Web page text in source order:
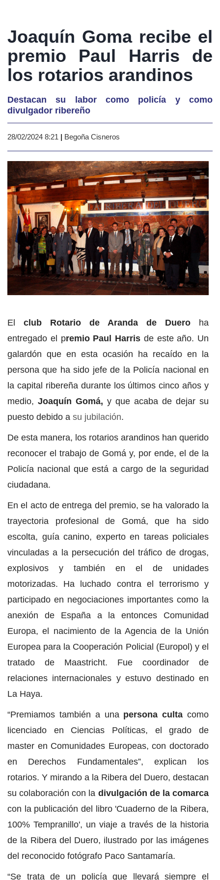
Joaquín Goma recibe el
premio Paul Harris de
los rotarios arandinos
Destacan su labor como policía y como
divulgador ribereño
28/02/2024 8:21 | Begoña Cisneros
El club Rotario de Aranda de Duero ha
entregado el premio Paul Harris de este año. Un
galardón que en esta ocasión ha recaído en la
persona que ha sido jefe de la Policía nacional en
la capital ribereña durante los últimos cinco años y
medio, Joaquín Gomá, y que acaba de dejar su
puesto debido a su jubilación.
De esta manera, los rotarios arandinos han querido
reconocer el trabajo de Gomá y, por ende, el de la
Policía nacional que está a cargo de la seguridad
ciudadana.
En el acto de entrega del premio, se ha valorado la
trayectoria profesional de Gomá, que ha sido
escolta, guía canino, experto en tareas policiales
vinculadas a la persecución del tráfico de drogas,
explosivos y también en el de unidades
motorizadas. Ha luchado contra el terrorismo y
participado en negociaciones importantes como la
anexión de España a la entonces Comunidad
Europa, el nacimiento de la Agencia de la Unión
Europea para la Cooperación Policial (Europol) y el
tratado de Maastricht. Fue coordinador de
relaciones internacionales y estuvo destinado en
La Haya.
“Premiamos también a una persona culta como
licenciado en Ciencias Políticas, el grado de
master en Comunidades Europeas, con doctorado
en Derechos Fundamentales”, explican los
rotarios. Y mirando a la Ribera del Duero, destacan
su colaboración con la divulgación de la comarca
con la publicación del libro 'Cuaderno de la Ribera,
100% Tempranillo', un viaje a través de la historia
de la Ribera del Duero, ilustrado por las imágenes
del reconocido fotógrafo Paco Santamaría.
“Se trata de un policía que llevará siempre el